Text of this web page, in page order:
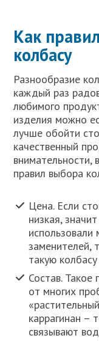
Как
колбасу
Разнообразие
каждый раз
любимого
изделия можно
лучше обойти
качественный
внимательности,
правил выбора
Цена. Если
низкая,
заменителей,
такую
Состав.
от многих
каррагинан –
связывают